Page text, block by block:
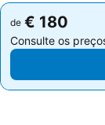
de € 180
Consulte os
de € 180
Consulte os